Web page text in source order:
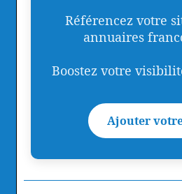
Référencez votre
annuaires
Boostez votre
Ajouter